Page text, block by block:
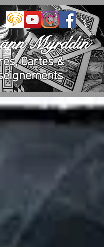
Myrddin
Cartes &